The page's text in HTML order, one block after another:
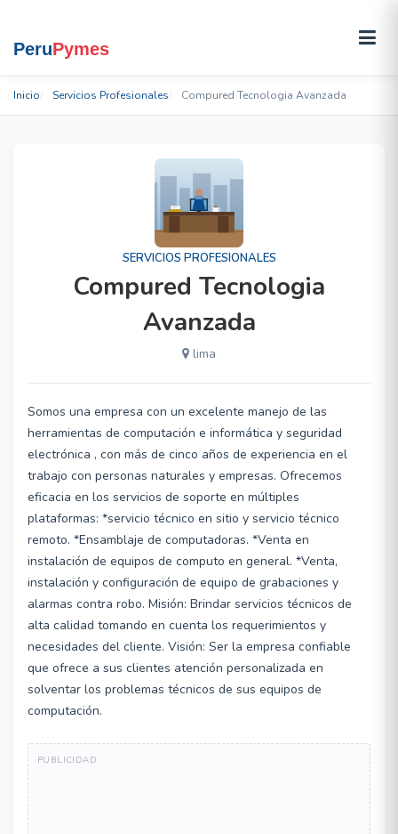
Inicio Servicios Profesionales Compured Tecnologia Avanzada
SERVICIOS PROFESIONALES
Compured Tecnologia
Avanzada
lima
Somos una empresa con un excelente manejo de las
herramientas de computación e informática y seguridad
electrónica , con más de cinco años de experiencia en el
trabajo con personas naturales y empresas. Ofrecemos
eficacia en los servicios de soporte en múltiples
plataformas: *servicio técnico en sitio y servicio técnico
remoto. *Ensamblaje de computadoras. *Venta en
instalación de equipos de computo en general. *Venta,
instalación y configuración de equipo de grabaciones y
alarmas contra robo. Misión: Brindar servicios técnicos de
alta calidad tomando en cuenta los requerimientos y
necesidades del cliente. Visión: Ser la empresa confiable
que ofrece a sus clientes atención personalizada en
solventar los problemas técnicos de sus equipos de
computación.